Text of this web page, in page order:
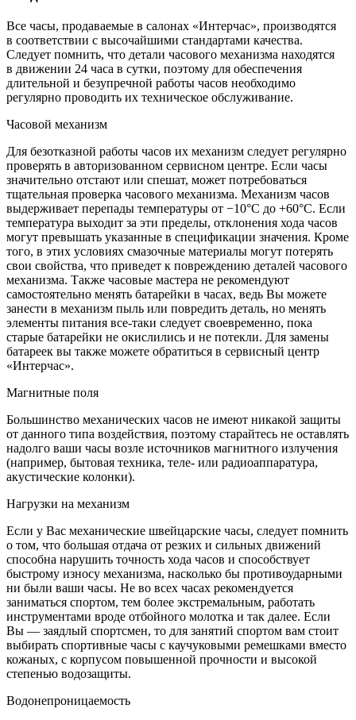
Все часы, продаваемые в салонах «Интерчас», производятся
в соответствии с высочайшими стандартами качества.
Следует помнить, что детали часового механизма находятся
в движении 24 часа в сутки, поэтому для обеспечения
длительной и безупречной работы часов необходимо
регулярно проводить их техническое обслуживание.
Часовой механизм
Для безотказной работы часов их механизм следует регулярно
проверять в авторизованном сервисном центре. Если часы
значительно отстают или спешат, может потребоваться
тщательная проверка часового механизма. Механизм часов
выдерживает перепады температуры от −10°C до +60°C. Если
температура выходит за эти пределы, отклонения хода часов
могут превышать указанные в спецификации значения. Кроме
того, в этих условиях смазочные материалы могут потерять
свои свойства, что приведет к повреждению деталей часового
механизма. Также часовые мастера не рекомендуют
самостоятельно менять батарейки в часах, ведь Вы можете
занести в механизм пыль или повредить деталь, но менять
элементы питания все-таки следует своевременно, пока
старые батарейки не окислились и не потекли. Для замены
батареек вы также можете обратиться в сервисный центр
«Интерчас».
Магнитные поля
Большинство механических часов не имеют никакой защиты
от данного типа воздействия, поэтому старайтесь не оставлять
надолго ваши часы возле источников магнитного излучения
(например, бытовая техника, теле- или радиоаппаратура,
акустические колонки).
Нагрузки на механизм
Если у Вас механические швейцарские часы, следует помнить
о том, что большая отдача от резких и сильных движений
способна нарушить точность хода часов и способствует
быстрому износу механизма, насколько бы противоударными
ни были ваши часы. Не во всех часах рекомендуется
заниматься спортом, тем более экстремальным, работать
инструментами вроде отбойного молотка и так далее. Если
Вы — заядлый спортсмен, то для занятий спортом вам стоит
выбирать спортивные часы с каучуковыми ремешками вместо
кожаных, с корпусом повышенной прочности и высокой
степенью водозащиты.
Водонепроницаемость